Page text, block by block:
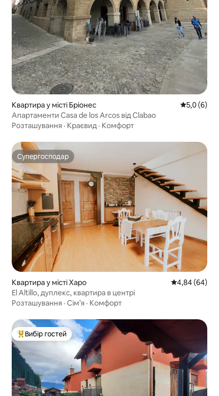
Квартира у місті Бріонес Середня
5,0 (6)
Апартаменти Casa de los Arcos від Clabao
Розташування · Краєвид · Комфорт
Супергосподар
Супергосподар
Квартира у місті Харо Середня
4,84 (64)
El Altillo, дуплекс, квартира в центрі
Розташування · Сім’я · Комфорт
Топ вибір гостей
Вибір гостей